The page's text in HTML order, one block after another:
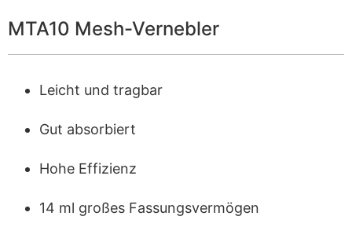
MTA10 Mesh-Vernebler
Leicht und tragbar
Gut absorbiert
Hohe Effizienz
14 ml großes Fassungsvermögen